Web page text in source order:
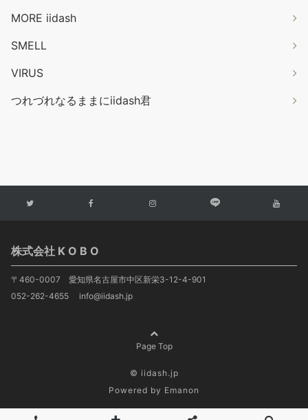
MORE iidash
SMELL
VIRUS
つれづれなるままにiidash君
株式会社 K O B O
〒460-0007 愛知県名古屋市中区新栄3-12-4-901
052-262-4655 info@iidash.jp
Page Top
© iidash.jp
Powered by Emanon